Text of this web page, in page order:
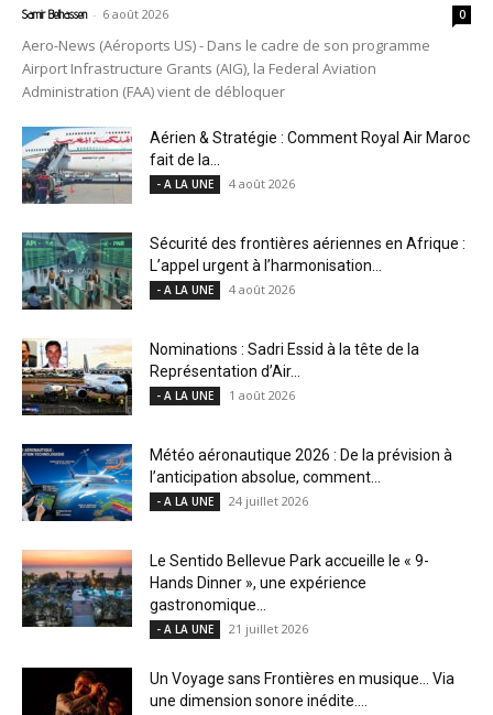
Samir Belhassen - 6 août 2026 0
Aero-News (Aéroports US) - Dans le cadre de son programme
Airport Infrastructure Grants (AIG), la Federal Aviation
Administration (FAA) vient de débloquer
Aérien & Stratégie : Comment Royal Air Maroc
fait de la...
- A LA UNE 4 août 2026
Sécurité des frontières aériennes en Afrique :
L’appel urgent à l’harmonisation...
- A LA UNE 4 août 2026
Nominations : Sadri Essid à la tête de la
Représentation d’Air...
- A LA UNE 1 août 2026
Météo aéronautique 2026 : De la prévision à
l’anticipation absolue, comment...
- A LA UNE 24 juillet 2026
Le Sentido Bellevue Park accueille le « 9-
Hands Dinner », une expérience
gastronomique...
- A LA UNE 21 juillet 2026
Un Voyage sans Frontières en musique… Via
une dimension sonore inédite....